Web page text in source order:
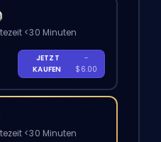
<30 Minuten
JETZT
KAUFEN
-
$6.00
<30 Minuten